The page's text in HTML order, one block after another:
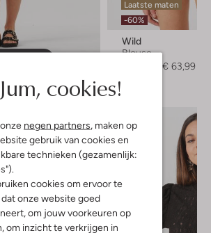
Jum, cookies!
negen partners , maken op
gebruik van cookies en
technieken (gezamenlijk:
cookies om ervoor te
onze website goed
om jouw voorkeuren op
om inzicht te verkrijgen in
Laatste maten
-60%
Wild
Blouse
€ 63,99